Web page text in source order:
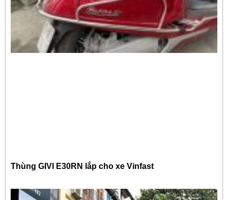
Thùng GIVI E30RN lắp cho xe Vinfast